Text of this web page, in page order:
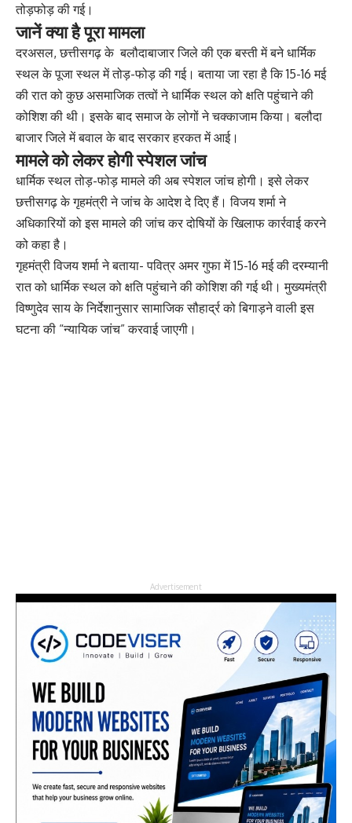
तोड़फोड़ की गई।
जानें क्या है पूरा मामला
दरअसल, छत्तीसगढ़ के बलौदाबाजार जिले की एक बस्ती में बने धार्मिक
स्थल के पूजा स्थल में तोड़-फोड़ की गई। बताया जा रहा है ​कि 15-16 मई
की रात को कुछ असमाजिक तत्वों ने धार्मिक स्थल को क्षति पहुंचाने की
कोशिश की थी। इसके बाद समाज के लोगों ने चक्काजाम किया। बलौदा
बाजार जिले में बवाल के बाद सरकार हरकत में आई।
मामले को लेकर होगी स्पेशल जांच
धार्मिक स्थल तोड़-फोड़ मामले की अब स्पेशल जांच होगी। इसे लेकर
छत्तीसगढ़ के गृहमंत्री ने जांच के आदेश दे दिए हैं। विजय शर्मा ने
अधिकारियों को इस मामले की जांच कर दोषियों के खिलाफ कार्रवाई करने
को कहा है।
गृहमंत्री विजय शर्मा ने बताया- पवित्र अमर गुफा में 15-16 मई की दरम्यानी
रात को धार्मिक स्थल को क्षति पहुंचाने की कोशिश की गई थी। मुख्यमंत्री
विष्णुदेव साय के निर्देशानुसार सामाजिक सौहार्द्र को बिगाड़ने वाली इस
घटना की “न्यायिक जांच” करवाई जाएगी।
Advertisement